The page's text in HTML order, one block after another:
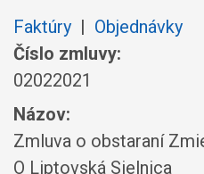
Faktúry | Objednávky
Číslo zmluvy:
02022021
Názov:
Zmluva o obstaraní
O Liptovská Sielnica